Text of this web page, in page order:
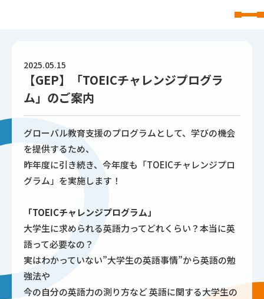
2025.05.15
【GEP】「TOEICチャレンジプログラ
ム」のご案内
グローバル教育支援のプログラムとして、学びの機会
を提供するため、
昨年度に引き続き、今年度も「TOEICチャレンジプロ
グラム」を実施します！
「TOEICチャレンジプログラム」
大学生に求められる英語力ってどれくらい？本当に英
語って必要なの？
実はわかっていない”大学生の英語事情”から英語の勉
強法や
今の自分の英語力の測り方など 英語に関する大学生の